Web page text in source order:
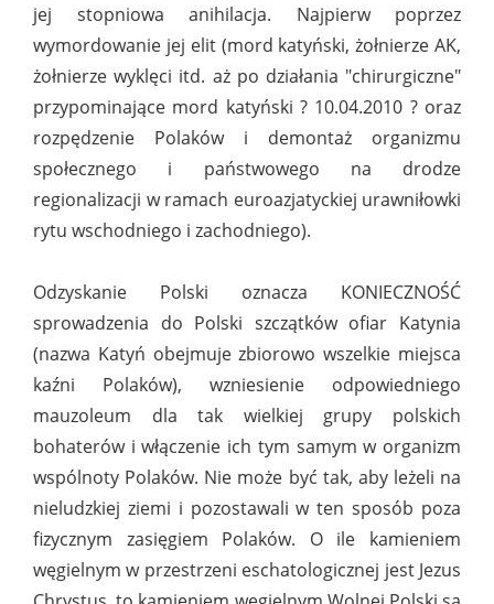
jej stopniowa anihilacja. Najpierw poprzez
wymordowanie jej elit (mord katyński, żołnierze AK,
żołnierze wyklęci itd. aż po działania "chirurgiczne"
przypominające mord katyński ? 10.04.2010 ? oraz
rozpędzenie Polaków i demontaż organizmu
społecznego i państwowego na drodze
regionalizacji w ramach euroazjatyckiej urawniłowki
rytu wschodniego i zachodniego).
Odzyskanie Polski oznacza KONIECZNOŚĆ
sprowadzenia do Polski szczątków ofiar Katynia
(nazwa Katyń obejmuje zbiorowo wszelkie miejsca
kaźni Polaków), wzniesienie odpowiedniego
mauzoleum dla tak wielkiej grupy polskich
bohaterów i włączenie ich tym samym w organizm
wspólnoty Polaków. Nie może być tak, aby leżeli na
nieludzkiej ziemi i pozostawali w ten sposób poza
fizycznym zasięgiem Polaków. O ile kamieniem
węgielnym w przestrzeni eschatologicznej jest Jezus